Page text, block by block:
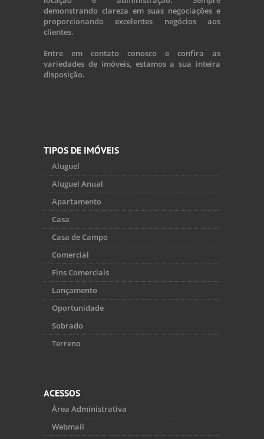
demonstrando clareza em suas negociações e
proporcionando excelentes negócios aos
clientes.
Entre em contato conosco e confira as
variedades de imóveis, estamos a sua inteira
disposição.
TIPOS DE IMÓVEIS
Aluguel
Aluguel Anual
Apartamento
Casa
Casa de Campo
Comercial
Fins Comerciais
Lançamento
Oportunidade
Sobrado
Terreno
ACESSOS
Área Administrativa
Webmail